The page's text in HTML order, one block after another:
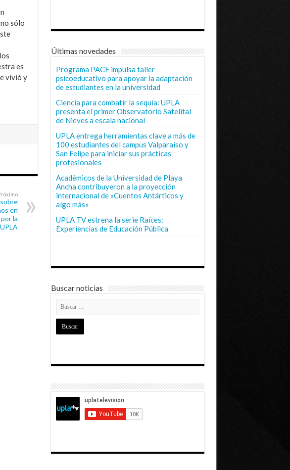
sólo
es
vivió y
en
la
UPLA
Últimas novedades
Programa PACE impulsa taller
psicoeducativo para apoyar la adaptación
de estudiantes en la universidad
Ciencia para combatir la sequía: UPLA
presenta el primer Observatorio Satelital
de Nieves a escala nacional
UPLA entrega herramientas clave a más de
100 estudiantes del campus Valparaíso y
San Felipe para iniciar sus prácticas
profesionales
Académicos de la Universidad de Playa
Ancha contribuyeron a la proyección
internacional de «Cuentos Antárticos y
algo más»
UPLA TV estrena la serie Raíces:
Experiencias de Educación Pública
Buscar noticias